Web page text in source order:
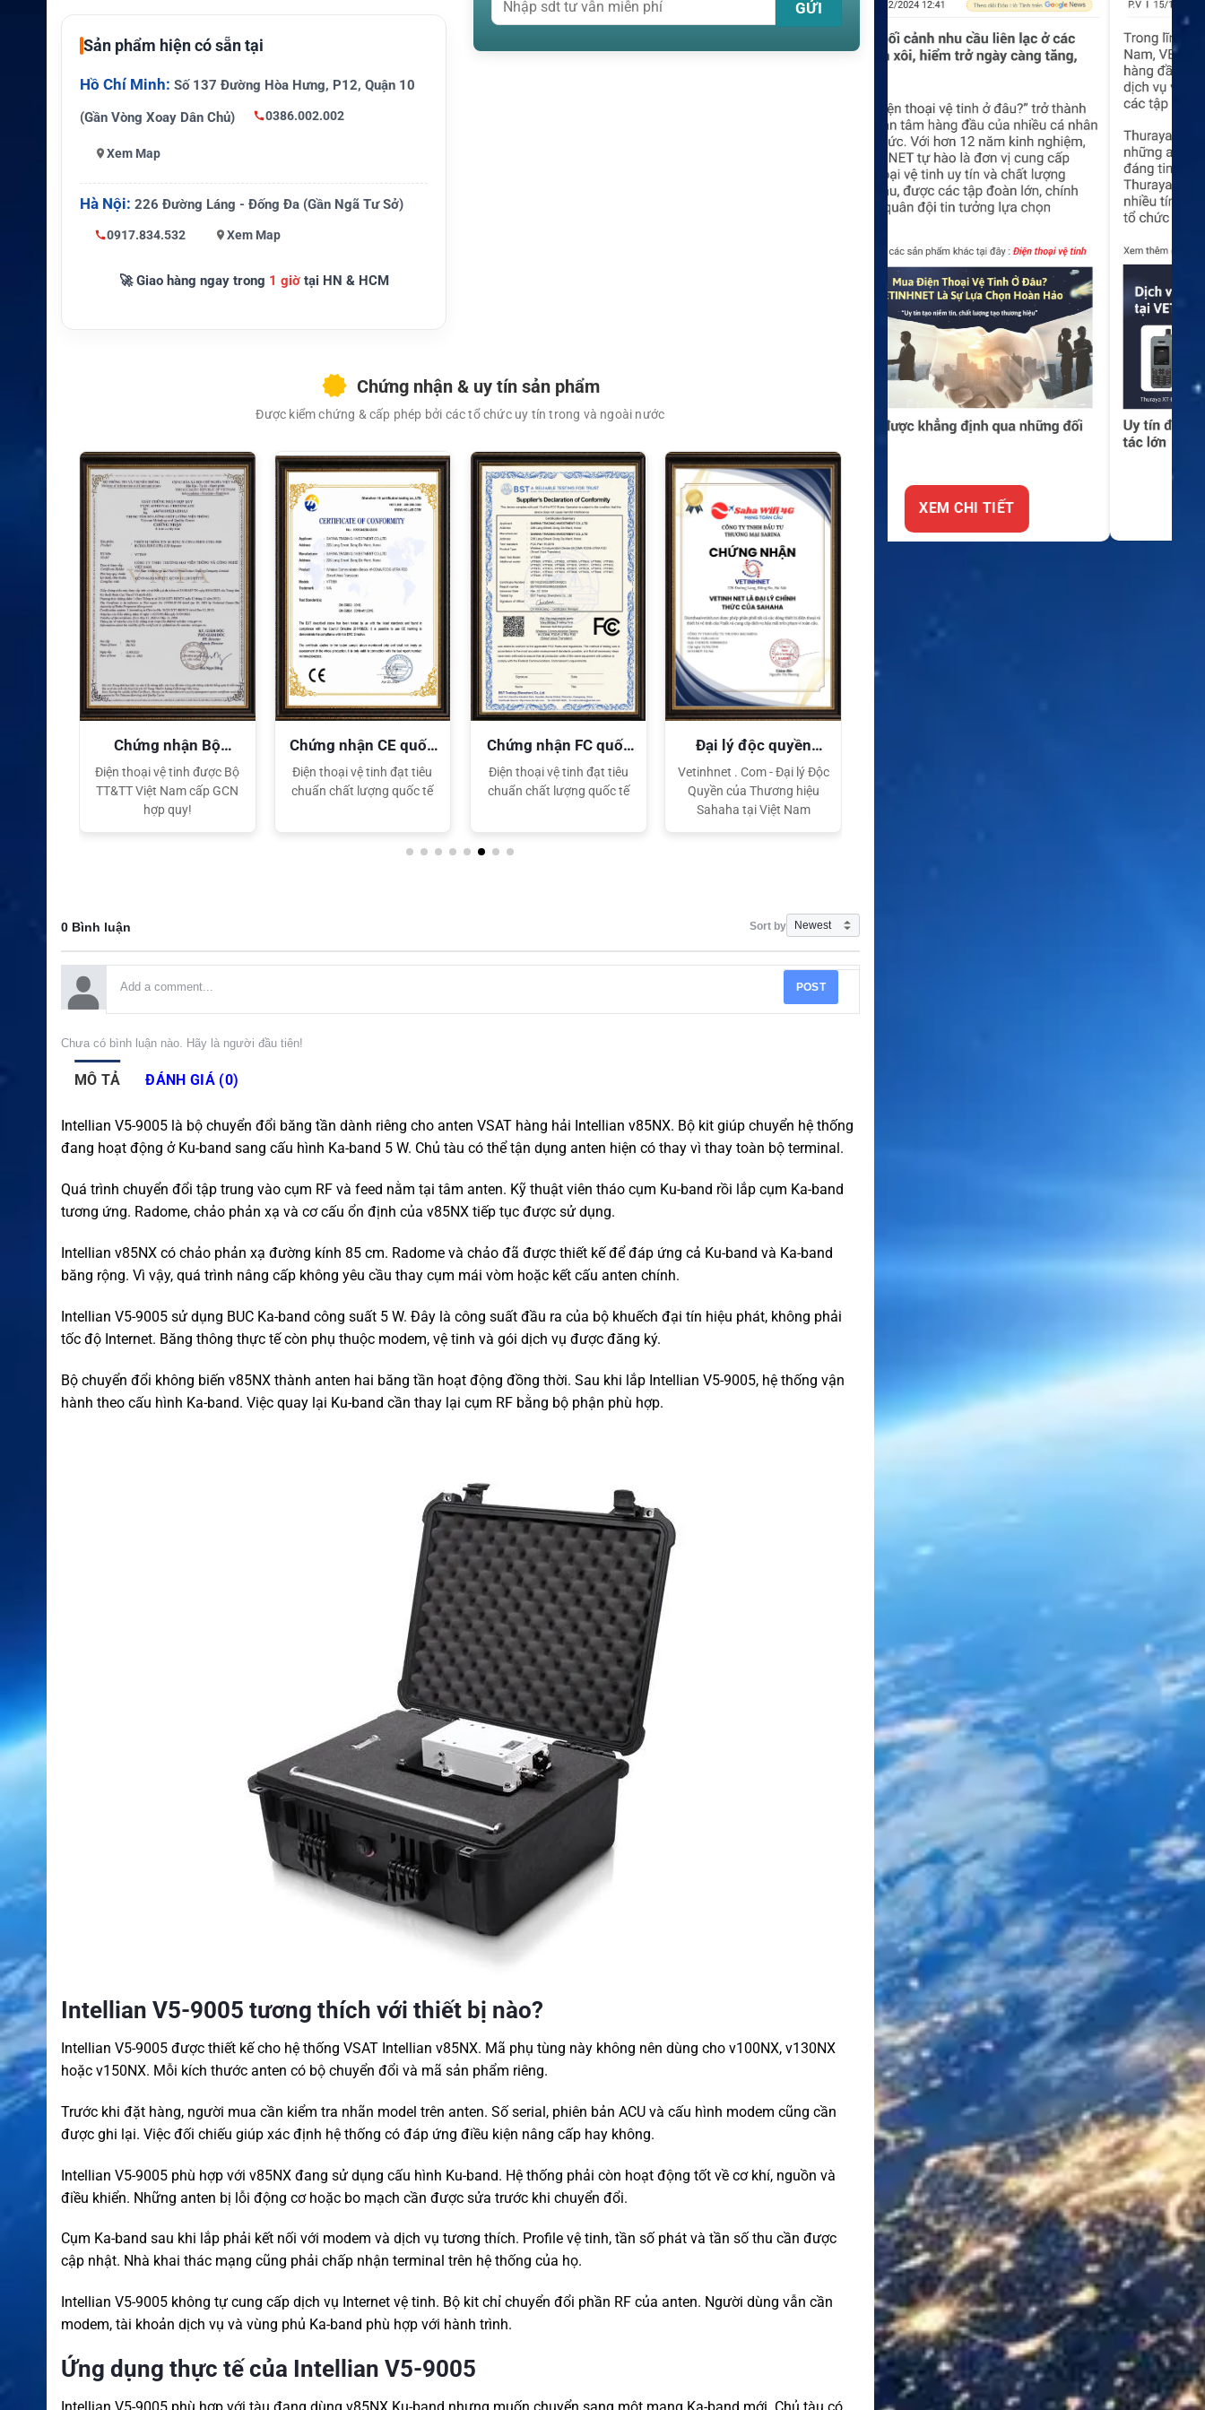
Công suất BUC
5 W Ka-band
Thành phần thay t
Cụm RF và feed đặt ở trung tâm an
thích
Phương pháp lắp
Thay cụm RF bên trong radome
Thời gian thay ph
Có thể khoảng 20 phút trong điều
Yêu cầu mạng và modem Ka-band
Sản phẩm hiện có sẵn tại
Hồ Chí Minh: Số 137 Đường Hòa Hưng, P12, Quận 10
(Gần Vòng Xoay Dân Chủ)
0386.002.002
Xem Map
Hà Nội: 226 Đường Láng - Đống Đa (Gần Ngã Tư Sở)
0917.834.532 Xem Map
🚀 Giao hàng ngay trong 1 giờtại HN & HCM
Chứng nhận & uy tín sản phẩm
Được kiểm chứng & cấp phép bởi các tổ chức uy tín trong và ngoài nước
Chứng nhận Bộ
TT&TT
Điện thoại vệ tinh được Bộ
TT&TT Việt Nam cấp GCN
hợp quy!
Chứng nhận CE quốc
tế
Điện thoại vệ tinh đạt tiêu
chuẩn chất lượng quốc tế
Chứng nhận FC quốc
tế
Điện thoại vệ tinh đạt tiêu
chuẩn chất lượng quốc tế
Đại lý độc quyền
Sahaha
Vetinhnet . Com - Đại lý Độc
Quyền của Thương hiệu
Sahaha tại Việt Nam
0 Bình luận Sort by
POST
Chưa có bình luận nào. Hãy là người đầu tiên!
MÔ TẢ ĐÁNH GIÁ (0)
Intellian V5-9005 là bộ chuyển đổi băng tần dành riêng cho anten VSAT hàng hải Intellian v85NX. Bộ kit giúp chuyển hệ thống
đang hoạt động ở Ku-band sang cấu hình Ka-band 5 W. Chủ tàu có thể tận dụng anten hiện có thay vì thay toàn bộ terminal.
Quá trình chuyển đổi tập trung vào cụm RF và feed nằm tại tâm anten. Kỹ thuật viên tháo cụm Ku-band rồi lắp cụm Ka-band
tương ứng. Radome, chảo phản xạ và cơ cấu ổn định của v85NX tiếp tục được sử dụng.
Intellian v85NX có chảo phản xạ đường kính 85 cm. Radome và chảo đã được thiết kế để đáp ứng cả Ku-band và Ka-band
băng rộng. Vì vậy, quá trình nâng cấp không yêu cầu thay cụm mái vòm hoặc kết cấu anten chính.
Intellian V5-9005 sử dụng BUC Ka-band công suất 5 W. Đây là công suất đầu ra của bộ khuếch đại tín hiệu phát, không phải
tốc độ Internet. Băng thông thực tế còn phụ thuộc modem, vệ tinh và gói dịch vụ được đăng ký.
Bộ chuyển đổi không biến v85NX thành anten hai băng tần hoạt động đồng thời. Sau khi lắp Intellian V5-9005, hệ thống vận
hành theo cấu hình Ka-band. Việc quay lại Ku-band cần thay lại cụm RF bằng bộ phận phù hợp.
Intellian V5-9005 tương thích với thiết bị nào?
Intellian V5-9005 được thiết kế cho hệ thống VSAT Intellian v85NX. Mã phụ tùng này không nên dùng cho v100NX, v130NX
hoặc v150NX. Mỗi kích thước anten có bộ chuyển đổi và mã sản phẩm riêng.
Trước khi đặt hàng, người mua cần kiểm tra nhãn model trên anten. Số serial, phiên bản ACU và cấu hình modem cũng cần
được ghi lại. Việc đối chiếu giúp xác định hệ thống có đáp ứng điều kiện nâng cấp hay không.
Intellian V5-9005 phù hợp với v85NX đang sử dụng cấu hình Ku-band. Hệ thống phải còn hoạt động tốt về cơ khí, nguồn và
điều khiển. Những anten bị lỗi động cơ hoặc bo mạch cần được sửa trước khi chuyển đổi.
Cụm Ka-band sau khi lắp phải kết nối với modem và dịch vụ tương thích. Profile vệ tinh, tần số phát và tần số thu cần được
cập nhật. Nhà khai thác mạng cũng phải chấp nhận terminal trên hệ thống của họ.
Intellian V5-9005 không tự cung cấp dịch vụ Internet vệ tinh. Bộ kit chỉ chuyển đổi phần RF của anten. Người dùng vẫn cần
modem, tài khoản dịch vụ và vùng phủ Ka-band phù hợp với hành trình.
Ứng dụng thực tế của Intellian V5-9005
XEM CHI TIẾT XEM CHI TIẾT XEM CHI TIẾT XEM CHI TIẾT